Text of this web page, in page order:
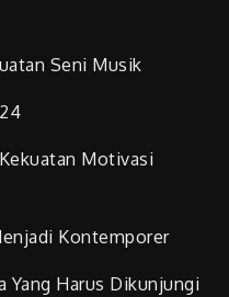
Seni Musik
Motivasi
Kontemporer
Yang Harus Dikunjungi